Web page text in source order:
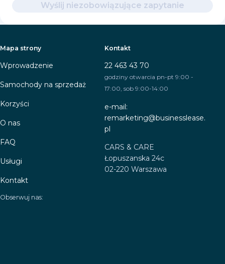
Wyślij niezobowiązujące zapytanie
Mapa strony
Wprowadzenie
Samochody na sprzedaż
Korzyści
O nas
FAQ
Usługi
Kontakt
Kontakt
22 463 43 70
godziny otwarcia pn-pt 9:00 -
17:00, sob 9:00-14:00
e-mail:
remarketing@businesslease.
pl
CARS & CARE
Łopuszanska 24c
02-220 Warszawa
Obserwuj nas: